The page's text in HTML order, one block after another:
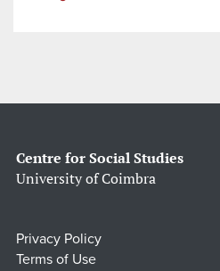
Centre for Social Studies
University of Coimbra
Privacy Policy
Terms of Use